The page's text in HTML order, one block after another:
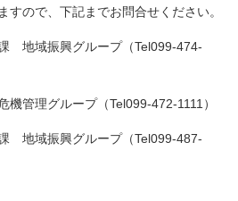
ので、下記までお問合せください。
域振興グループ（Tel099-474-
理グループ（Tel099-472-1111）
域振興グループ（Tel099-487-